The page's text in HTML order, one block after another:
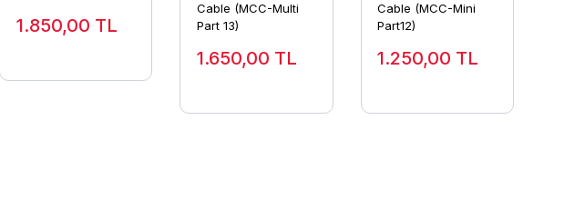
1.850,00 TL
Cable (MCC-Multi
Part 13)
1.650,00 TL
Cable (MCC-Mini
Part12)
1.250,00 TL